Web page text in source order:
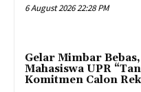
6 August 2026 22:28 PM
Gelar Mimbar
Mahasiswa UPR
Komitmen Calon